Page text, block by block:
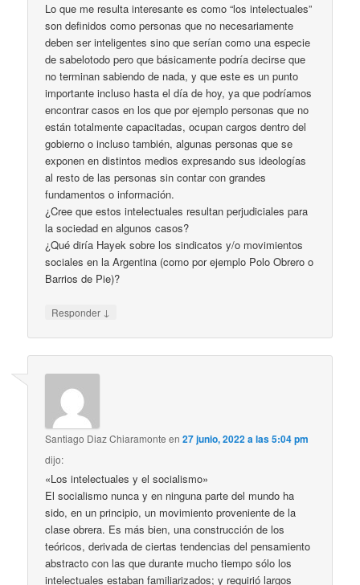
Lo que me resulta interesante es como “los intelectuales”
son definidos como personas que no necesariamente
deben ser inteligentes sino que serían como una especie
de sabelotodo pero que básicamente podría decirse que
no terminan sabiendo de nada, y que este es un punto
importante incluso hasta el día de hoy, ya que podríamos
encontrar casos en los que por ejemplo personas que no
están totalmente capacitadas, ocupan cargos dentro del
gobierno o incluso también, algunas personas que se
exponen en distintos medios expresando sus ideologías
al resto de las personas sin contar con grandes
fundamentos o información.
¿Cree que estos intelectuales resultan perjudiciales para
la sociedad en algunos casos?
¿Qué diría Hayek sobre los sindicatos y/o movimientos
sociales en la Argentina (como por ejemplo Polo Obrero o
Barrios de Pie)?
Responder ↓
Santiago Diaz Chiaramonte en27 junio, 2022 a las 5:04 pm
dijo:
«Los intelectuales y el socialismo»
El socialismo nunca y en ninguna parte del mundo ha
sido, en un principio, un movimiento proveniente de la
clase obrera. Es más bien, una construcción de los
teóricos, derivada de ciertas tendencias del pensamiento
abstracto con las que durante mucho tiempo sólo los
intelectuales estaban familiarizados; y requirió largos